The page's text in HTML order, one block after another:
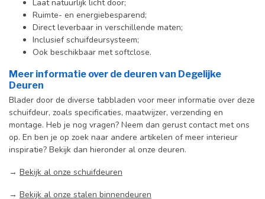
Laat natuurlijk licht door;
Ruimte- en energiebesparend;
Direct leverbaar in verschillende maten;
Inclusief schuifdeursysteem;
Ook beschikbaar met softclose.
Meer informatie over de deuren van Degelijke
Deuren
Blader door de diverse tabbladen voor meer informatie over deze
schuifdeur, zoals specificaties, maatwijzer, verzending en
montage. Heb je nog vragen? Neem dan gerust contact met ons
op. En ben je op zoek naar andere artikelen of meer interieur
inspiratie? Bekijk dan hieronder al onze deuren.
→ Bekijk al onze schuifdeuren
→ Bekijk al onze stalen binnendeuren